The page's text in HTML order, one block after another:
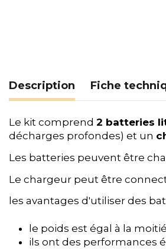
Description Fiche
Le kit comprend 2 batteries
décharges profondes) et un
Les batteries peuvent être
Le chargeur peut être
les avantages d'utiliser des
le poids est égal à la
ils ont des performances